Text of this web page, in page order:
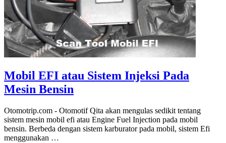
Mobil EFI atau Sistem Injeksi Pada
Mesin Bensin
Otomotrip.com - Otomotif Qita akan mengulas sedikit tentang
sistem mesin mobil efi atau Engine Fuel Injection pada mobil
bensin. Berbeda dengan sistem karburator pada mobil, sistem Efi
menggunakan …